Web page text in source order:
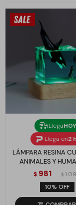
LlegaHOY
Llega en2
LÁMPARA RESINA
ANIMALES Y
MODELO 1
$ 981 $
10